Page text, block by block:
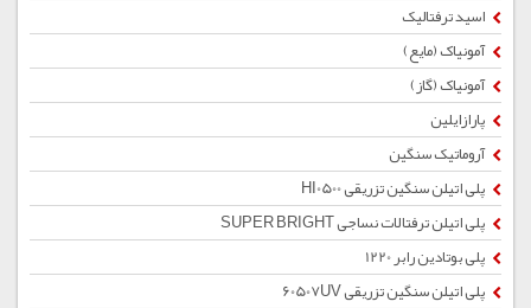
اسید ترفتالیک
آمونیاک (مایع)
آمونیاک (گاز)
پارازایلین
آروماتیک سنگین
پلی اتیلن سنگین تزریقی HI0500
پلی اتیلن ترفتالات نساجی SUPER BRIGHT
پلی بوتادین رابر 1220
پلی اتیلن سنگین تزریقی 60507UV